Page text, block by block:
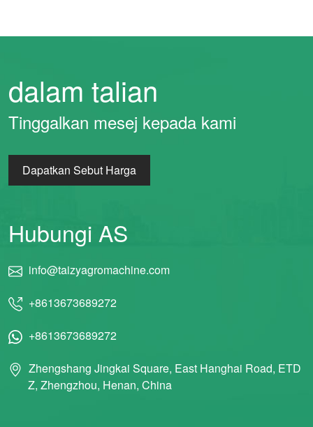
dalam talian
Tinggalkan mesej kepada kami
Dapatkan Sebut Harga
Hubungi AS
info@taizyagromachine.com
+8613673689272
+8613673689272
Zhengshang Jingkai Square, East Hanghai Road, ETD
Z, Zhengzhou, Henan, China